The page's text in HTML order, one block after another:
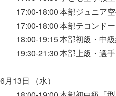
17:00-18:00 本部ジュニア空
17:00-18:00 本部テコンドー
18:00-19:15 本部初級・中級
19:30-21:30 本部上級・選手
6月13日 （水）